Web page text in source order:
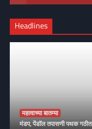
Headlines
महत्वाच्या बातम्या
मंडप, पेंडॉल तपासणी पथक गठीत